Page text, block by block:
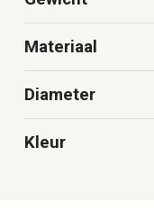
Materiaal
Diameter
Kleur